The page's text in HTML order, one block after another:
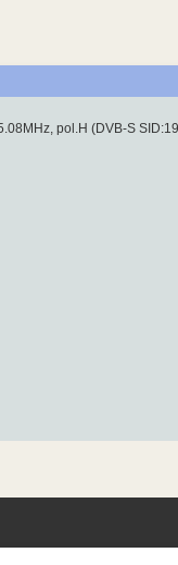
pol.H (DVB-S